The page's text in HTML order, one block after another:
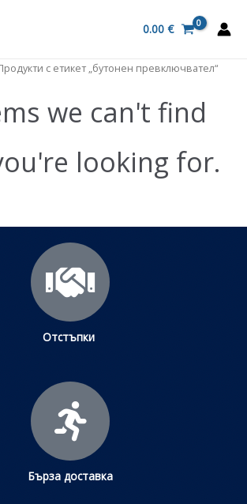
0.00 €
с етикет „бутонен превключвател“
we can't find
looking for.
Отстъпки
Бърза доставка